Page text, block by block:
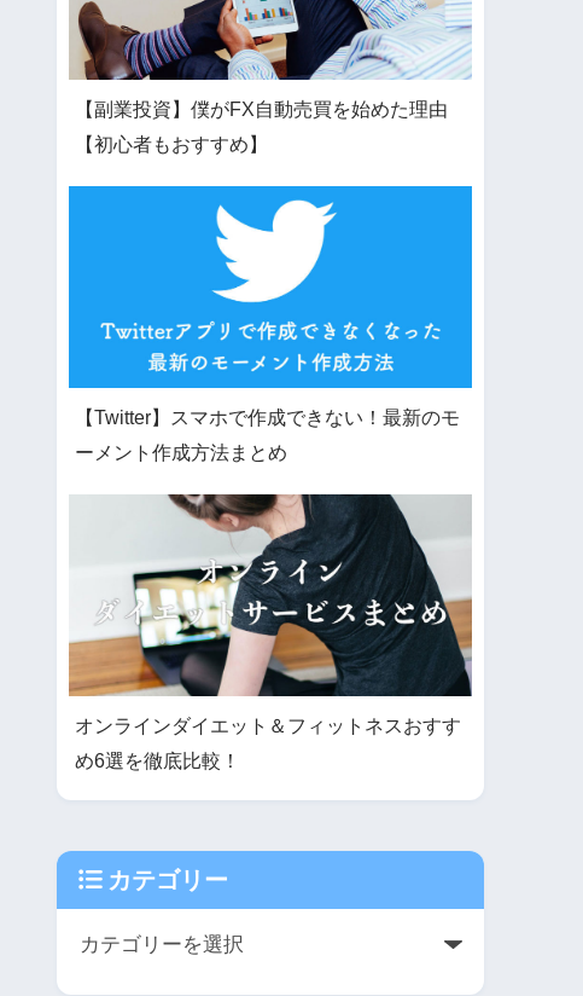
【副業投資】僕がFX自動売買を始めた理由
【初心者もおすすめ】
【Twitter】スマホで作成できない！最新のモ
ーメント作成方法まとめ
オンラインダイエット＆フィットネスおすす
め6選を徹底比較！
カテゴリー